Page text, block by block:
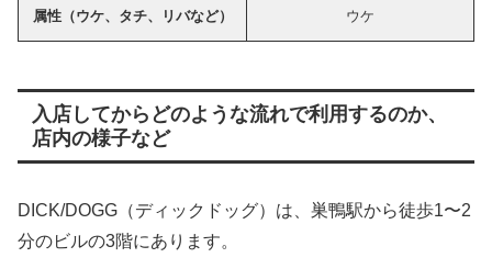
属性（ウケ、タチ、リバなど） ウケ
入店してからどのような流れで利用するのか、
店内の様子など
DICK/DOGG（ディックドッグ）は、巣鴨駅から徒歩1〜2
分のビルの3階にあります。